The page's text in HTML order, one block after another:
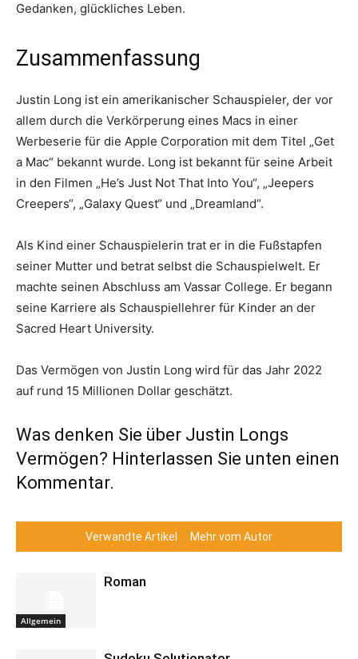
Gedanken, glückliches Leben.
Zusammenfassung
Justin Long ist ein amerikanischer Schauspieler, der vor
allem durch die Verkörperung eines Macs in einer
Werbeserie für die Apple Corporation mit dem Titel „Get
a Mac“ bekannt wurde. Long ist bekannt für seine Arbeit
in den Filmen „He’s Just Not That Into You“, „Jeepers
Creepers“, „Galaxy Quest“ und „Dreamland“.
Als Kind einer Schauspielerin trat er in die Fußstapfen
seiner Mutter und betrat selbst die Schauspielwelt. Er
machte seinen Abschluss am Vassar College. Er begann
seine Karriere als Schauspiellehrer für Kinder an der
Sacred Heart University.
Das Vermögen von Justin Long wird für das Jahr 2022
auf rund 15 Millionen Dollar geschätzt.
Was denken Sie über Justin Longs
Vermögen? Hinterlassen Sie unten einen
Kommentar.
Verwandte Artikel Mehr vom Autor
Allgemein
Roman